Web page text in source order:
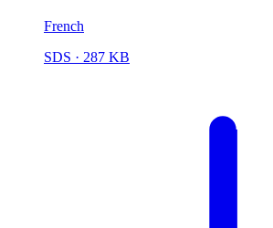
French
SDS · 287 KB